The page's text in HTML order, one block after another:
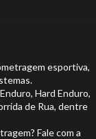
esportiva,
Hard Enduro,
de Rua, dentre
Fale com a